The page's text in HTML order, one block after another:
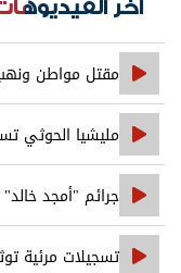
اخر
مقتل مواطن
مليشيا الحوثي
صنعاء
جرائم "أمجد
تسجيلات مرئية